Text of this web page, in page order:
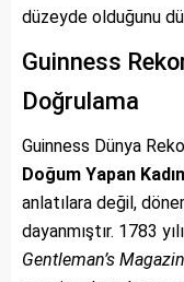
düzeyde olduğunu
Guinness
Doğrulama
Guinness Dünya
Doğum Yapan
anlatılara değil,
dayanmıştır. 1783
Gentleman’s